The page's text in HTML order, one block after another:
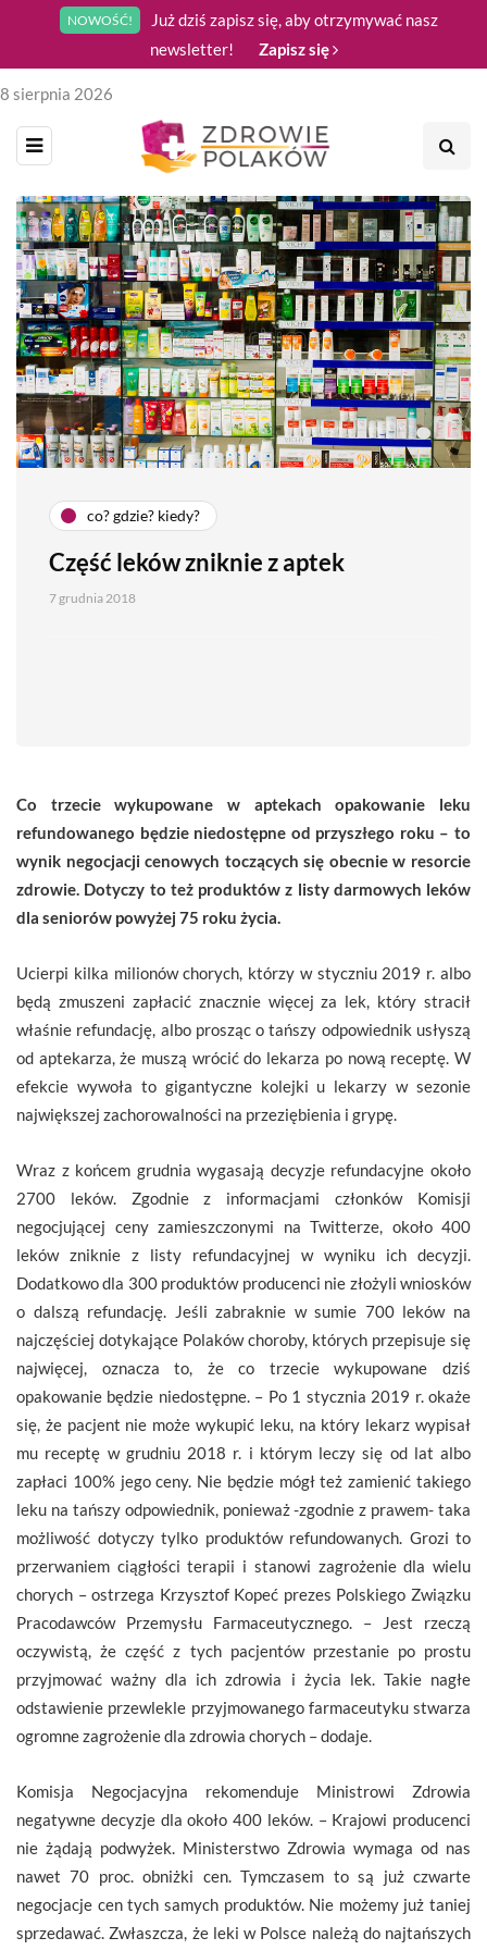
NOWOŚĆ!
Już dziś zapisz się, aby otrzymywać nasz
newsletter!
Zapisz się
8 sierpnia 2026
co? gdzie? kiedy?
Część leków zniknie z aptek
7 grudnia 2018
Co trzecie wykupowane w aptekach opakowanie leku
refundowanego będzie niedostępne od przyszłego roku – to
wynik negocjacji cenowych toczących się obecnie w resorcie
zdrowie. Dotyczy to też produktów z listy darmowych leków
dla seniorów powyżej 75 roku życia.
Ucierpi kilka milionów chorych, którzy w styczniu 2019 r. albo
będą zmuszeni zapłacić znacznie więcej za lek, który stracił
właśnie refundację, albo prosząc o tańszy odpowiednik usłyszą
od aptekarza, że muszą wrócić do lekarza po nową receptę. W
efekcie wywoła to gigantyczne kolejki u lekarzy w sezonie
największej zachorowalności na przeziębienia i grypę.
Wraz z końcem grudnia wygasają decyzje refundacyjne około
2700 leków. Zgodnie z informacjami członków Komisji
negocjującej ceny zamieszczonymi na Twitterze, około 400
leków zniknie z listy refundacyjnej w wyniku ich decyzji.
Dodatkowo dla 300 produktów producenci nie złożyli wniosków
o dalszą refundację. Jeśli zabraknie w sumie 700 leków na
najczęściej dotykające Polaków choroby, których przepisuje się
najwięcej, oznacza to, że co trzecie wykupowane dziś
opakowanie będzie niedostępne. – Po 1 stycznia 2019 r. okaże
się, że pacjent nie może wykupić leku, na który lekarz wypisał
mu receptę w grudniu 2018 r. i którym leczy się od lat albo
zapłaci 100% jego ceny. Nie będzie mógł też zamienić takiego
leku na tańszy odpowiednik, ponieważ -zgodnie z prawem- taka
możliwość dotyczy tylko produktów refundowanych. Grozi to
przerwaniem ciągłości terapii i stanowi zagrożenie dla wielu
chorych – ostrzega Krzysztof Kopeć prezes Polskiego Związku
Pracodawców Przemysłu Farmaceutycznego. – Jest rzeczą
oczywistą, że część z tych pacjentów przestanie po prostu
przyjmować ważny dla ich zdrowia i życia lek. Takie nagłe
odstawienie przewlekle przyjmowanego farmaceutyku stwarza
ogromne zagrożenie dla zdrowia chorych – dodaje.
Komisja Negocjacyjna rekomenduje Ministrowi Zdrowia
negatywne decyzje dla około 400 leków. – Krajowi producenci
nie żądają podwyżek. Ministerstwo Zdrowia wymaga od nas
nawet 70 proc. obniżki cen. Tymczasem to są już czwarte
negocjacje cen tych samych produktów. Nie możemy już taniej
sprzedawać. Zwłaszcza, że leki w Polsce należą do najtańszych